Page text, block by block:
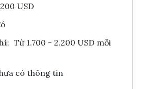
USD
: Từ 1.700 - 2.200 USD mỗi
có thông tin